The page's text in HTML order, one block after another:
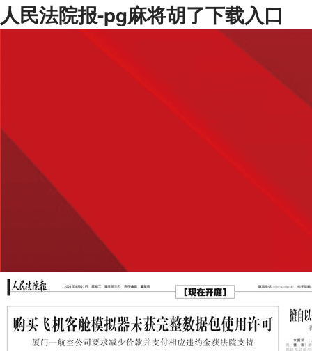
人民法院报-pg麻将胡了下载入口